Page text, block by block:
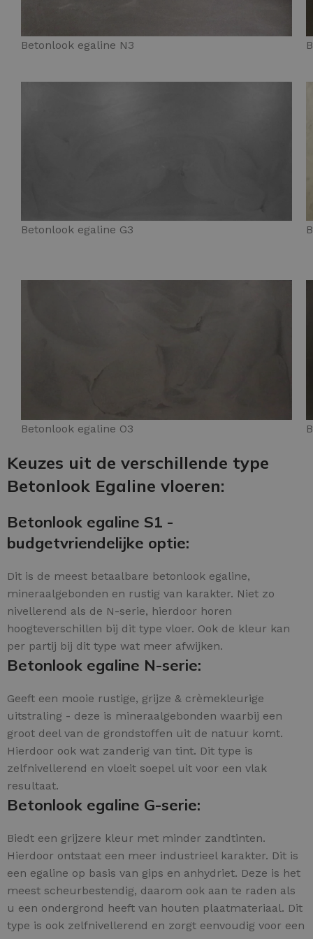
Betonlook egaline N3
Betonlook egaline G3
Betonlook egaline O3
Keuzes uit de verschillende type
Betonlook Egaline vloeren:
Betonlook egaline S1 -
budgetvriendelijke optie:
Dit is de meest betaalbare betonlook egaline,
mineraalgebonden en rustig van karakter. Niet zo
nivellerend als de N-serie, hierdoor horen
hoogteverschillen bij dit type vloer. Ook de kleur kan
per partij bij dit type wat meer afwijken.
Betonlook egaline N-serie:
Geeft een mooie rustige, grijze & crèmekleurige
uitstraling - deze is mineraalgebonden waarbij een
groot deel van de grondstoffen uit de natuur komt.
Hierdoor ook wat zanderig van tint. Dit type is
zelfnivellerend en vloeit soepel uit voor een vlak
resultaat.
Betonlook egaline G-serie:
Biedt een grijzere kleur met minder zandtinten.
Hierdoor ontstaat een meer industrieel karakter. Dit is
een egaline op basis van gips en anhydriet. Deze is het
meest scheurbestendig, daarom ook aan te raden als
u een ondergrond heeft van houten plaatmateriaal. Dit
type is ook zelfnivellerend en zorgt eenvoudig voor een